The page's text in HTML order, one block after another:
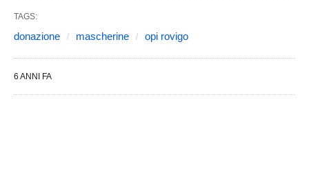
TAGS:
donazione mascherine opi rovigo
6 ANNI FA